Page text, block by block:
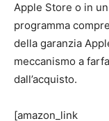
Apple Store o in
programma
della garanzia
meccanismo a
dall’acquisto.
[amazon_link